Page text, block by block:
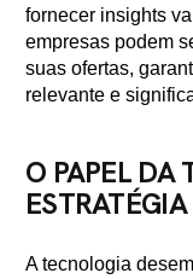
fornecer insights
empresas podem
suas ofertas,
relevante e
O PAPEL DA
ESTRATÉGIA
A tecnologia